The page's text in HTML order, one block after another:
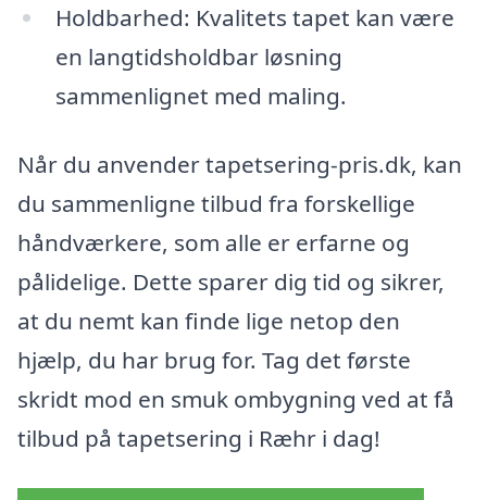
Holdbarhed: Kvalitets tapet kan være
en langtidsholdbar løsning
sammenlignet med maling.
Når du anvender tapetsering-pris.dk, kan
du sammenligne tilbud fra forskellige
håndværkere, som alle er erfarne og
pålidelige. Dette sparer dig tid og sikrer,
at du nemt kan finde lige netop den
hjælp, du har brug for. Tag det første
skridt mod en smuk ombygning ved at få
tilbud på tapetsering i Ræhr i dag!